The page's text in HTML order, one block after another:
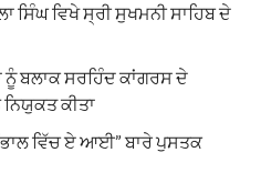
ਸਿੰਘ ਵਿਖੇ ਸ੍ਰੀ ਸੁਖਮਨੀ ਸਾਹਿਬ ਦੇ
ਬਲਾਕ ਸਰਹਿੰਦ ਕਾਂਗਰਸ ਦੇ
ਕੀਤਾ
ਵਿੱਚ ਏ ਆਈ” ਬਾਰੇ ਪੁਸਤਕ